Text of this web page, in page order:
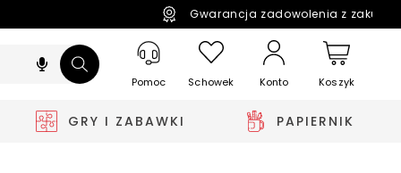
Gwarancja zadowolenia z
Pomoc Schowek Konto Koszyk
GRY I ZABAWKI PAPIERNIK